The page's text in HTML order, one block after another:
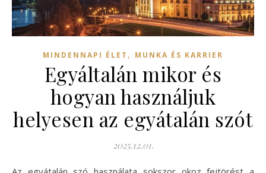
MINDENNAPI ÉLET , MUNKA ÉS KARRIER
Egyáltalán mikor és
hogyan használjuk
helyesen az egyátalán szót
2025.12.01.